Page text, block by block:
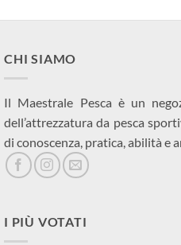
CHI SIAMO
Il Maestrale Pesca è un
dell’attrezzatura da pesca
di conoscenza, pratica, abilità e
I PIÙ VOTATI